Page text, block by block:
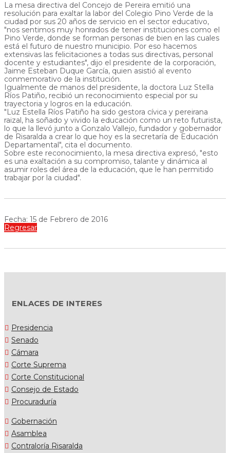
La mesa directiva del Concejo de Pereira emitió una
resolución para exaltar la labor del Colegio Pino Verde de la
ciudad por sus 20 años de servicio en el sector educativo,
"nos sentimos muy honrados de tener instituciones como el
Pino Verde, donde se forman personas de bien en las cuales
está el futuro de nuestro municipio. Por eso hacemos
extensivas las felicitaciones a todas sus directivas, personal
docente y estudiantes", dijo el presidente de la corporación,
Jaime Esteban Duque García, quien asistió al evento
conmemorativo de la institución.
Igualmente de manos del presidente, la doctora Luz Stella
Ríos Patiño, recibió un reconocimiento especial por su
trayectoria y logros en la educación.
"Luz Estella Ríos Patiño ha sido gestora cívica y pereirana
raizal, ha soñado y vivido la educación como un reto futurista,
lo que la llevó junto a Gonzalo Vallejo, fundador y gobernador
de Risaralda a crear lo que hoy es la secretaría de Educación
Departamental", cita el documento.
Sobre este reconocimiento, la mesa directiva expresó, "esto
es una exaltación a su compromiso, talante y dinámica al
asumir roles del área de la educación, que le han permitido
trabajar por la ciudad".
Fecha: 15 de Febrero de 2016
Regresar
ENLACES DE INTERES
Presidencia
Senado
Cámara
Corte Suprema
Corte Constitucional
Consejo de Estado
Procuraduría
Gobernación
Asamblea
Contraloría Risaralda